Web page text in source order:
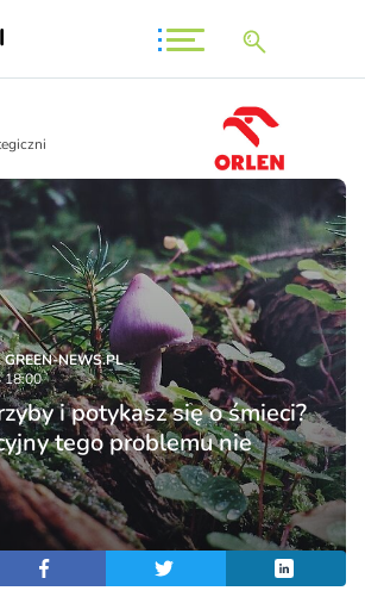
GREEN-NEWS.PL
18:00
i potykasz się o śmieci?
tego problemu nie